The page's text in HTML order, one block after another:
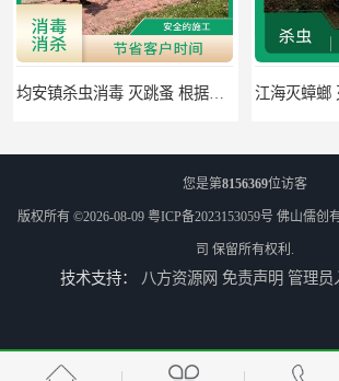
您是第8156369位访客
版权所有 ©2026-08-09 粤ICP备2023153059号 佛山儒创
司 保留所有权利.
技术支持： 八方资源网 免责声明 管理员